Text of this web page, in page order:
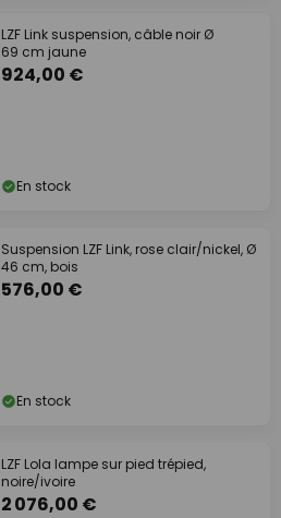
LZF Link suspension, câble noir Ø
69 cm jaune
924,00 €
En stock
Suspension LZF Link, rose clair/nickel, Ø
46 cm, bois
576,00 €
En stock
LZF Lola lampe sur pied trépied,
noire/ivoire
2 076,00 €